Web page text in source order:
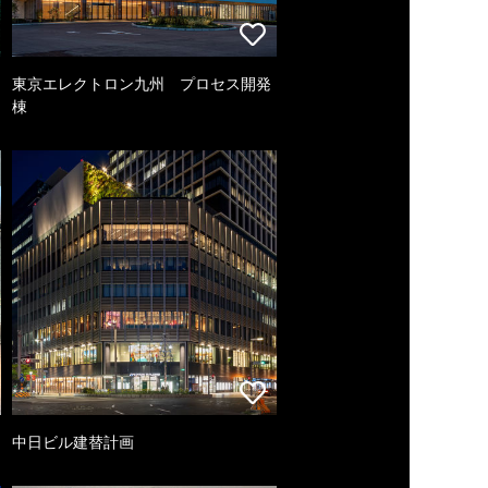
東京エレクトロン九州 プロセス開発
棟
中日ビル建替計画